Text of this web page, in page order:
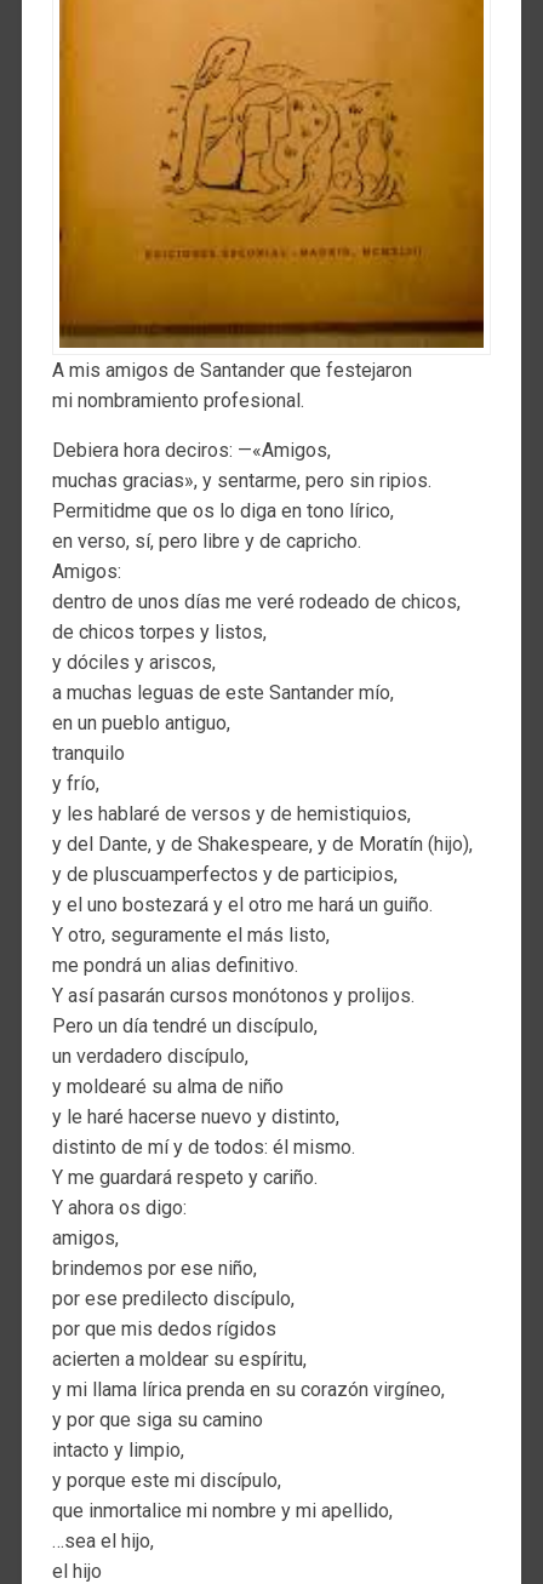
A mis amigos de Santander que festejaron
mi nombramiento profesional.
Debiera hora deciros: —«Amigos,
muchas gracias», y sentarme, pero sin ripios.
Permitidme que os lo diga en tono lírico,
en verso, sí, pero libre y de capricho.
Amigos:
dentro de unos días me veré rodeado de chicos,
de chicos torpes y listos,
y dóciles y ariscos,
a muchas leguas de este Santander mío,
en un pueblo antiguo,
tranquilo
y frío,
y les hablaré de versos y de hemistiquios,
y del Dante, y de Shakespeare, y de Moratín (hijo),
y de pluscuamperfectos y de participios,
y el uno bostezará y el otro me hará un guiño.
Y otro, seguramente el más listo,
me pondrá un alias definitivo.
Y así pasarán cursos monótonos y prolijos.
Pero un día tendré un discípulo,
un verdadero discípulo,
y moldearé su alma de niño
y le haré hacerse nuevo y distinto,
distinto de mí y de todos: él mismo.
Y me guardará respeto y cariño.
Y ahora os digo:
amigos,
brindemos por ese niño,
por ese predilecto discípulo,
por que mis dedos rígidos
acierten a moldear su espíritu,
y mi llama lírica prenda en su corazón virgíneo,
y por que siga su camino
intacto y limpio,
y porque este mi discípulo,
que inmortalice mi nombre y mi apellido,
…sea el hijo,
el hijo